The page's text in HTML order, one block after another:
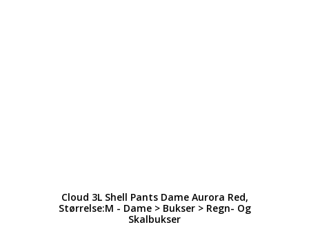
Cloud 3L Shell Pants Dame Aurora Red,
Størrelse:M - Dame > Bukser > Regn- Og
Skalbukser